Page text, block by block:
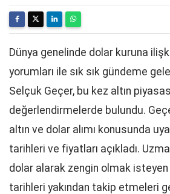
Dünya genelinde dolar kuruna
yorumları ile sık sık gündeme
Selçuk Geçer, bu kez altın
değerlendirmelerde bulundu.
altın ve dolar alımı konusunda
tarihleri ve fiyatları açıkladı.
dolar alarak zengin olmak isteyen
tarihleri yakından takip etmeleri